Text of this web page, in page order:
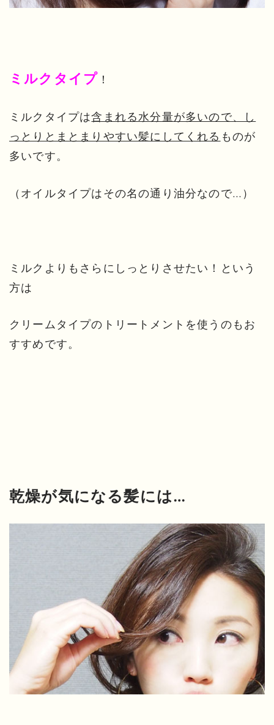
ミルクタイプ ！
ミルクタイプは含まれる水分量が多いので、し
っとりとまとまりやすい髪にしてくれる ものが
多いです。
（オイルタイプはその名の通り油分なので…）
ミルクよりもさらにしっとりさせたい！という
方は
クリームタイプのトリートメントを使うのもお
すすめです。
乾燥が気になる髪には…